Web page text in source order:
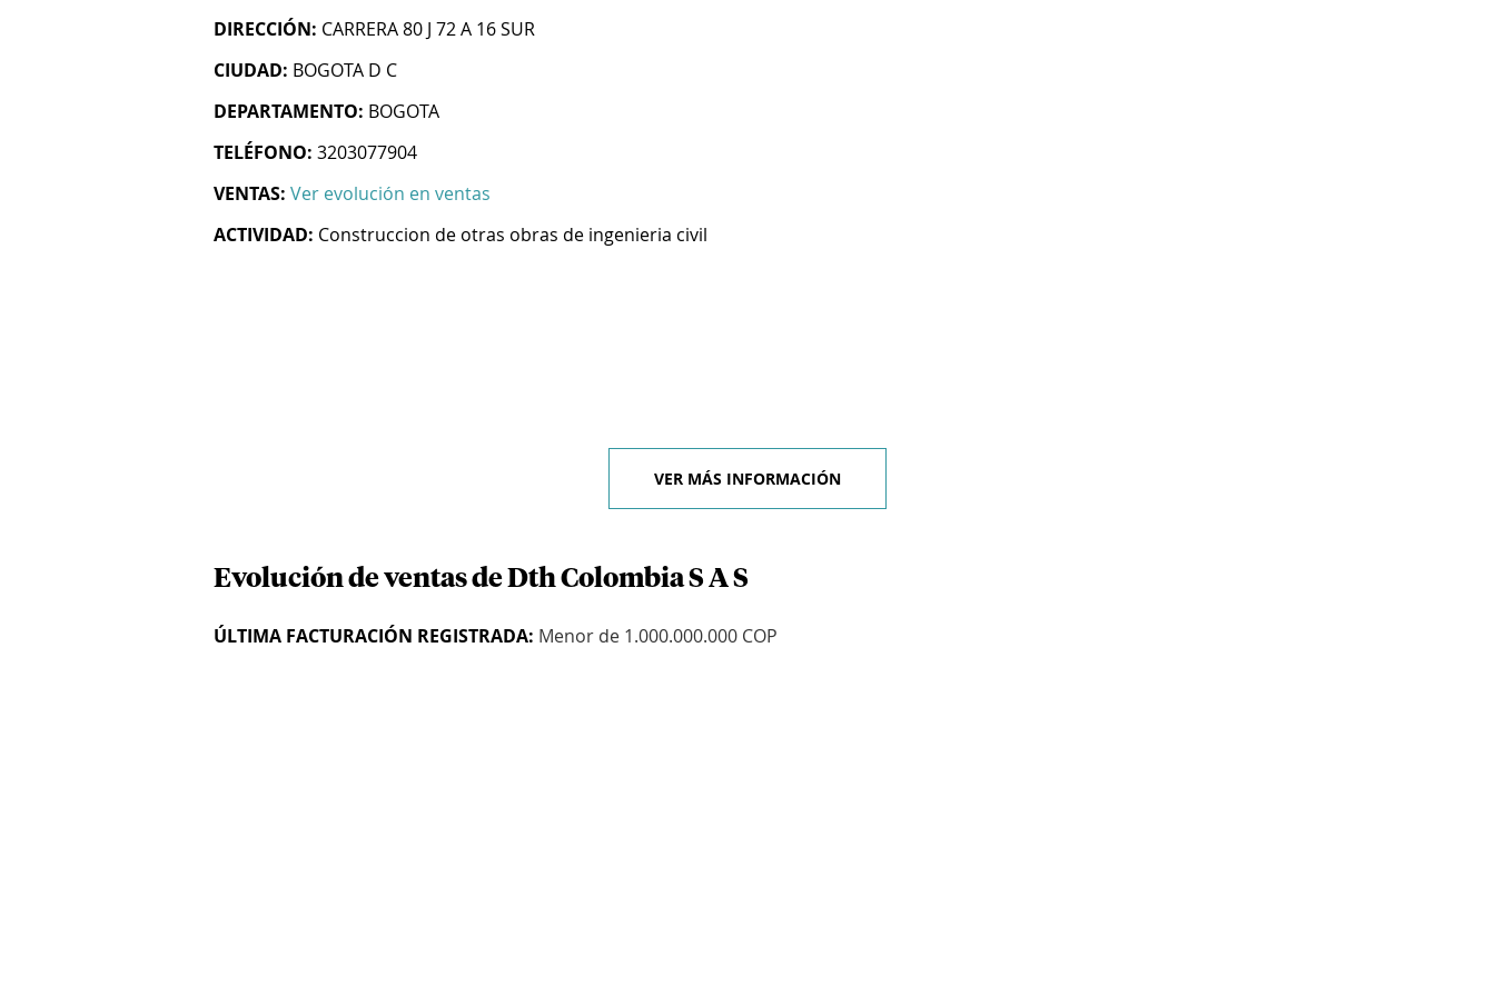
DIRECCIÓN: CARRERA 80 J 72 A 16 SUR
CIUDAD: BOGOTA D C
DEPARTAMENTO: BOGOTA
TELÉFONO: 3203077904
VENTAS: Ver evolución en ventas
ACTIVIDAD: Construccion de otras obras de ingenieria civil
VER MÁS INFORMACIÓN
Evolución de ventas de Dth Colombia S A S
ÚLTIMA FACTURACIÓN REGISTRADA: Menor de 1.000.000.000 COP